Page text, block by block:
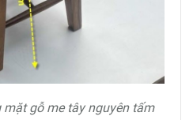
gỗ me tây nguyên tấm